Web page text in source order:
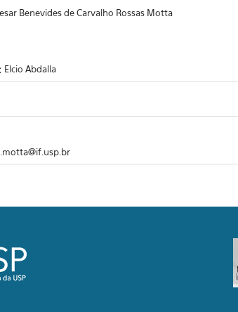
Benevides de Carvalho Rossas Motta
Elcio Abdalla